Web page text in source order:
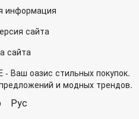
информация
сайта
сайта
- Ваш оазис стильных покупок.
и модных трендов.
Рус